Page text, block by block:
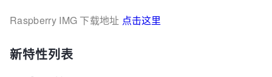
Raspberry IMG 下载地址 点击这里
新特性列表